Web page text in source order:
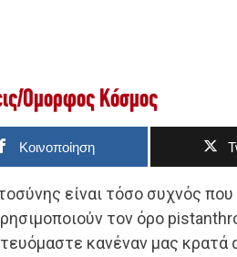
/Όμορφος Κόσμος
Κοινοποίηση
είναι τόσο συχνός που
τον όρο
κανέναν μας κρατά